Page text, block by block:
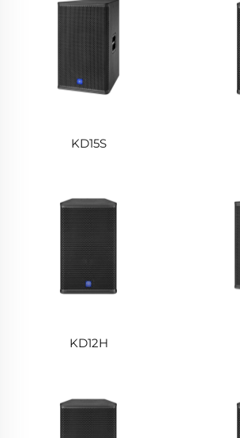
KD15S
KD12H